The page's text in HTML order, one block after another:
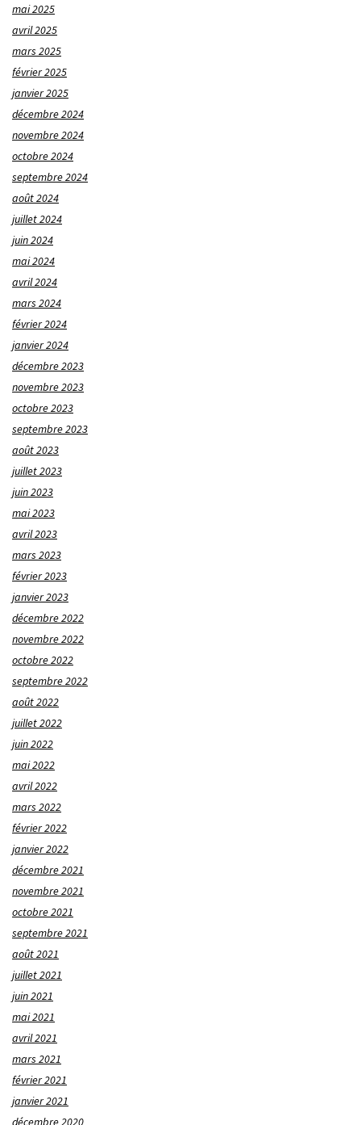
mai 2025
avril 2025
mars 2025
février 2025
janvier 2025
décembre 2024
novembre 2024
octobre 2024
septembre 2024
août 2024
juillet 2024
juin 2024
mai 2024
avril 2024
mars 2024
février 2024
janvier 2024
décembre 2023
novembre 2023
octobre 2023
septembre 2023
août 2023
juillet 2023
juin 2023
mai 2023
avril 2023
mars 2023
février 2023
janvier 2023
décembre 2022
novembre 2022
octobre 2022
septembre 2022
août 2022
juillet 2022
juin 2022
mai 2022
avril 2022
mars 2022
février 2022
janvier 2022
décembre 2021
novembre 2021
octobre 2021
septembre 2021
août 2021
juillet 2021
juin 2021
mai 2021
avril 2021
mars 2021
février 2021
janvier 2021
décembre 2020